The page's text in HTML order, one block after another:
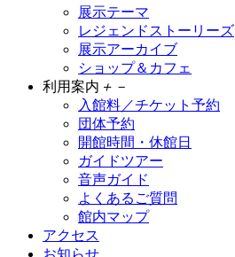
展示テーマ
レジェンドストーリーズ
展示アーカイブ
ショップ＆カフェ
利用案内 ＋ －
入館料／チケット予約
団体予約
開館時間・休館日
ガイドツアー
音声ガイド
よくあるご質問
館内マップ
アクセス